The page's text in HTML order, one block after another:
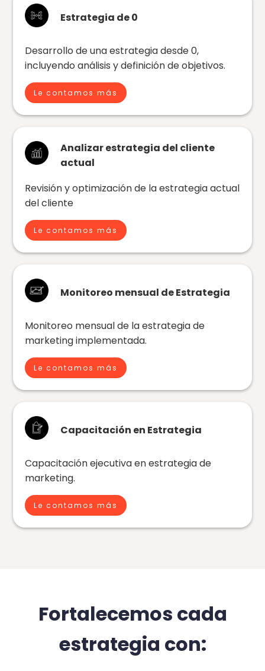
Estrategia de 0
Desarrollo de una estrategia desde 0,
incluyendo análisis y definición de objetivos.
Le contamos más
Analizar estrategia del cliente
actual
Revisión y optimización de la estrategia actual
del cliente
Le contamos más
Monitoreo mensual de Estrategia
Monitoreo mensual de la estrategia de
marketing implementada.
Le contamos más
Capacitación en Estrategia
Capacitación ejecutiva en estrategia de
marketing.
Le contamos más
Fortalecemos cada
estrategia con: